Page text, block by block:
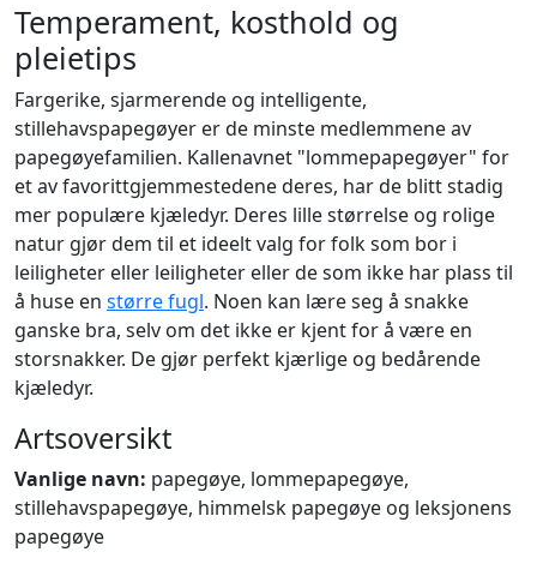
Temperament, kosthold og
pleietips
Fargerike, sjarmerende og intelligente,
stillehavspapegøyer er de minste medlemmene av
papegøyefamilien. Kallenavnet "lommepapegøyer" for
et av favorittgjemmestedene deres, har de blitt stadig
mer populære kjæledyr. Deres lille størrelse og rolige
natur gjør dem til et ideelt valg for folk som bor i
leiligheter eller leiligheter eller de som ikke har plass til
å huse en større fugl. Noen kan lære seg å snakke
ganske bra, selv om det ikke er kjent for å være en
storsnakker. De gjør perfekt kjærlige og bedårende
kjæledyr.
Artsoversikt
Vanlige navn: papegøye, lommepapegøye,
stillehavspapegøye, himmelsk papegøye og leksjonens
papegøye